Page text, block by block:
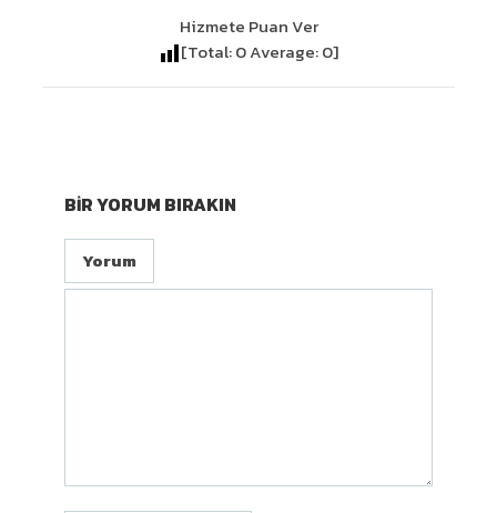
Hizmete Puan Ver
[Total:0Average:0]
BIR YORUM BIRAKIN
Yorum